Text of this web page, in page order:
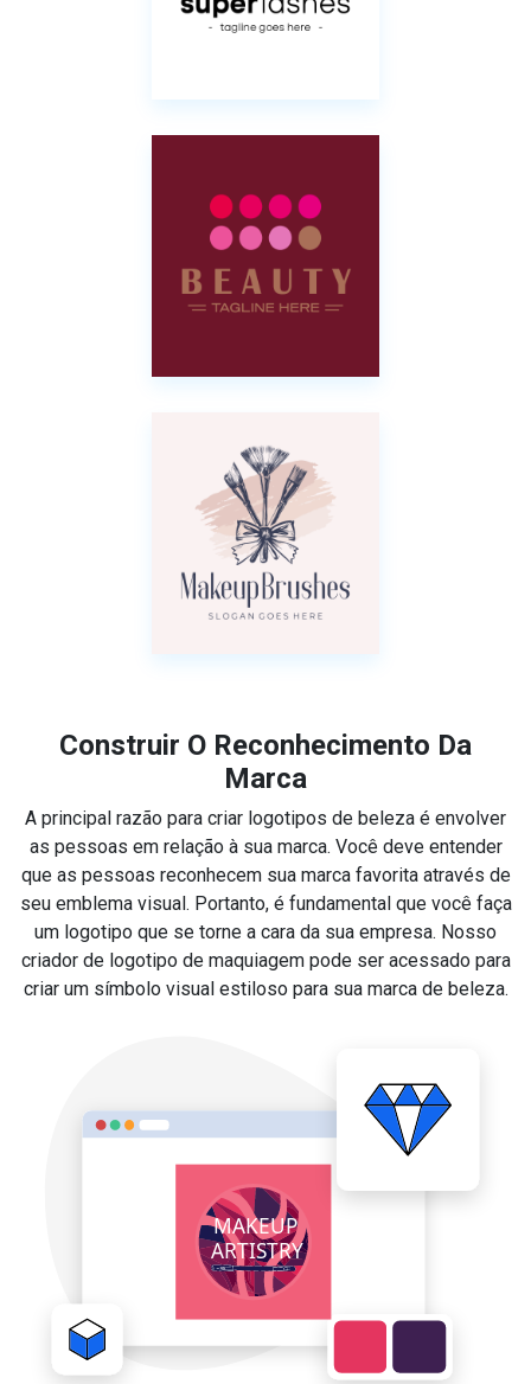
Construir O Reconhecimento Da
Marca
A principal razão para criar logotipos de beleza é envolver
as pessoas em relação à sua marca. Você deve entender
que as pessoas reconhecem sua marca favorita através de
seu emblema visual. Portanto, é fundamental que você faça
um logotipo que se torne a cara da sua empresa. Nosso
criador de logotipo de maquiagem pode ser acessado para
criar um símbolo visual estiloso para sua marca de beleza.